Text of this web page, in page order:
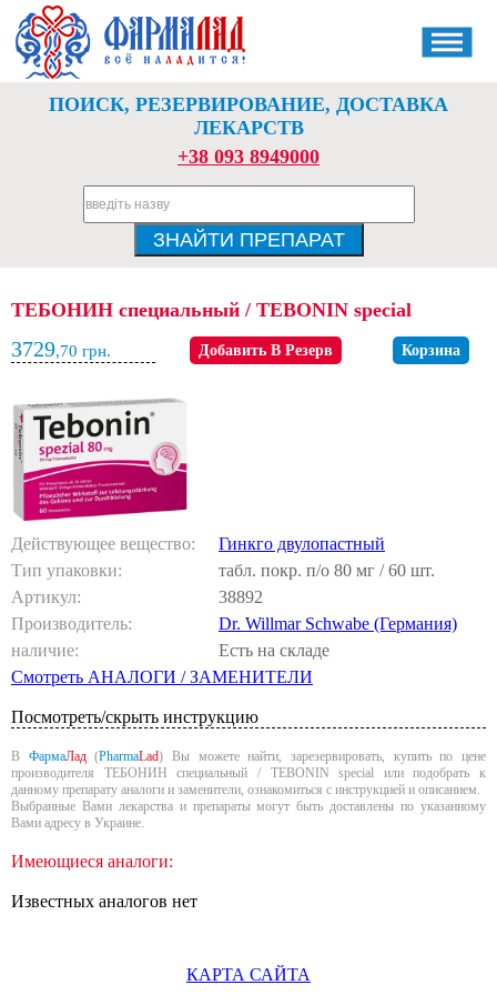
ПОИСК, РЕЗЕРВИРОВАНИЕ, ДОСТАВКА
ЛЕКАРСТВ
+38 093 8949000
ТЕБОНИН специальный / TEBONIN special
3729,70 грн. Добавить В Резерв Корзина
Действующее вещество:
Гинкго двулопастный
Тип упаковки:
табл. покр. п/о 80 мг / 60 шт.
Артикул:
38892
Производитель:
Dr. Willmar Schwabe (Германия)
наличие:
Есть на складе
Смотреть АНАЛОГИ / ЗАМЕНИТЕЛИ
Посмотреть/скрыть инструкцию
В ФармаЛад(PharmaLad) Вы можете найти, зарезервировать, купить по цене
производителя ТЕБОНИН специальный / TEBONIN special или подобрать к
данному препарату аналоги и заменители, ознакомиться с инструкцией и описанием.
Выбранные Вами лекарства и препараты могут быть доставлены по указанному
Вами адресу в Украине.
Имеющиеся аналоги:
Известных аналогов нет
КАРТА САЙТА